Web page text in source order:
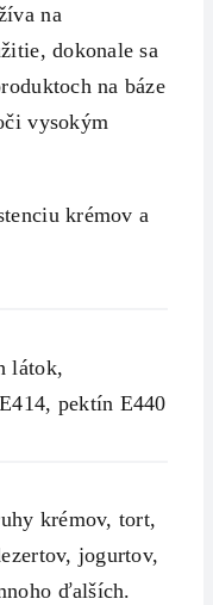
na
dokonale sa
na báze
vysokým
krémov a
látok,
pektín E440
krémov, tort,
jogurtov,
ďalších.